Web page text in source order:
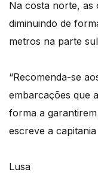
Na costa norte, as
diminuindo de
metros na parte
“Recomenda-se
embarcações que
forma a garantirem
escreve a
Lusa